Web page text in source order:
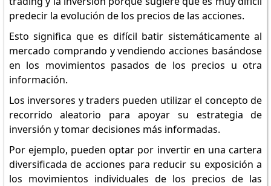
predecir la evolución de los precios de las acciones.
Esto significa que es difícil batir sistemáticamente al
mercado comprando y vendiendo acciones basándose
en los movimientos pasados de los precios u otra
información.
Los inversores y traders pueden utilizar el concepto de
recorrido aleatorio para apoyar su estrategia de
inversión y tomar decisiones más informadas.
Por ejemplo, pueden optar por invertir en una cartera
diversificada de acciones para reducir su exposición a
los movimientos individuales de los precios de las